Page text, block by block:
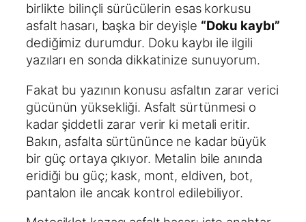
birlikte bilinçli sürücülerin esas korkusu
asfalt hasarı, başka bir deyişle “Doku kaybı”
dediğimiz durumdur. Doku kaybı ile ilgili
yazıları en sonda dikkatinize sunuyorum.
Fakat bu yazının konusu asfaltın zarar verici
gücünün yüksekliği. Asfalt sürtünmesi o
kadar şiddetli zarar verir ki metali eritir.
Bakın, asfalta sürtününce ne kadar büyük
bir güç ortaya çıkıyor. Metalin bile anında
eridiği bu güç; kask, mont, eldiven, bot,
pantalon ile ancak kontrol edilebiliyor.